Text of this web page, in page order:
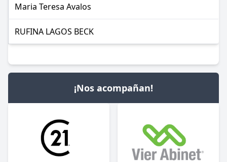
Maria Teresa Avalos
RUFINA LAGOS BECK
¡Nos acompañan!